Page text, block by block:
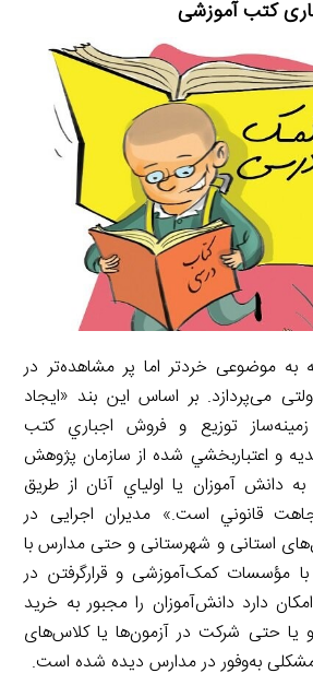
کتب آموزشی
به موضوعی خردتر اما پر مشاهده‌تر در
می‌پردازد. بر اساس این بند «ايجاد
توزيع و فروش اجباري كتب
و اعتباربخشي شده از سازمان پژوهش
دانش آموزان يا اولياي آنان از طريق
قانوني است.» مدیران اجرایی در
استانی و شهرستانی و حتی مدارس با
مؤسسات کمک‌آموزشی و قرارگرفتن در
دارد دانش‌آموزان را مجبور به خرید
یا حتی شرکت در آزمون‌ها یا کلاس‌های
به‌وفور در مدارس دیده شده است.